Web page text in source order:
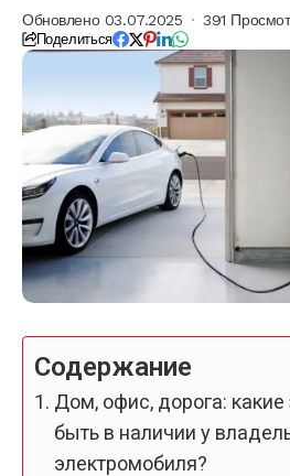
Обновлено 03.07.2025 391
Поделиться
Содержание
Дом, офис, дорога:
быть в наличии у
электромобиля?